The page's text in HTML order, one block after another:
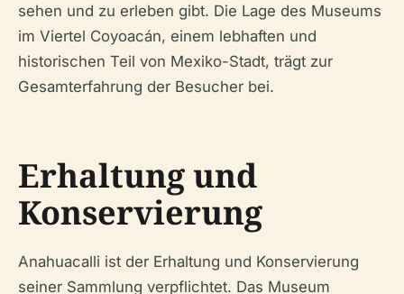
sehen und zu erleben gibt. Die Lage des Museums
im Viertel Coyoacán, einem lebhaften und
historischen Teil von Mexiko-Stadt, trägt zur
Gesamterfahrung der Besucher bei.
Erhaltung und
Konservierung
Anahuacalli ist der Erhaltung und Konservierung
seiner Sammlung verpflichtet. Das Museum